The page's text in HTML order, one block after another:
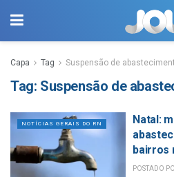
Capa Tag Suspensão de
Tag: Suspensão de
NOTÍCIAS GERAIS DO RN
Natal:
bairros
POSTADO